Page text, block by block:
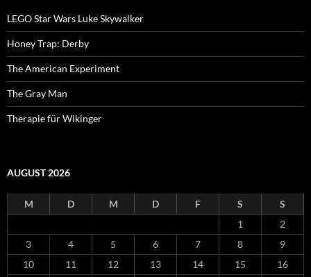
LEGO Star Wars Luke Skywalker
Honey Trap: Derby
The American Experiment
The Gray Man
Therapie für Wikinger
AUGUST 2026
M D M D F S
S
1
2
3
4 5 6 7 8
9
10
11 12 13 14 15
16